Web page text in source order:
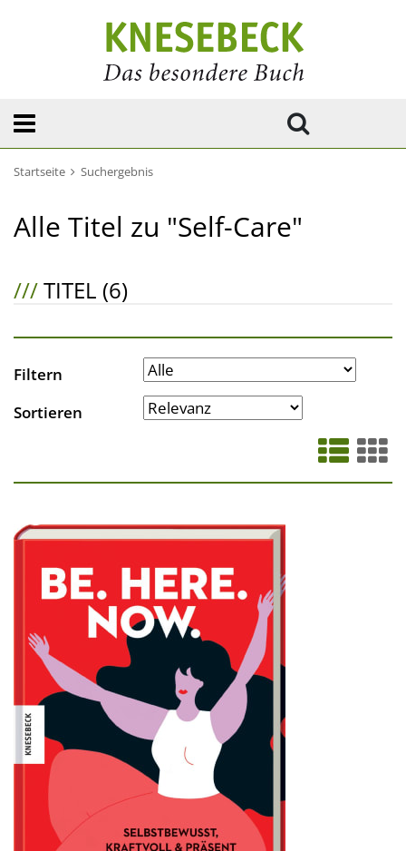
Startseite Suchergebnis
Alle Titel zu "Self-Care"
///TITEL (6)
Filtern
Sortieren